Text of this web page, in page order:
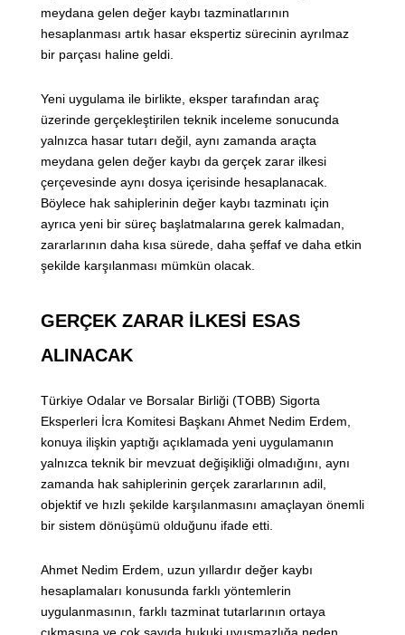
meydana gelen değer kaybı tazminatlarının
hesaplanması artık hasar ekspertiz sürecinin ayrılmaz
bir parçası haline geldi.
Yeni uygulama ile birlikte, eksper tarafından araç
üzerinde gerçekleştirilen teknik inceleme sonucunda
yalnızca hasar tutarı değil, aynı zamanda araçta
meydana gelen değer kaybı da gerçek zarar ilkesi
çerçevesinde aynı dosya içerisinde hesaplanacak.
Böylece hak sahiplerinin değer kaybı tazminatı için
ayrıca yeni bir süreç başlatmalarına gerek kalmadan,
zararlarının daha kısa sürede, daha şeffaf ve daha etkin
şekilde karşılanması mümkün olacak.
GERÇEK ZARAR İLKESİ ESAS
ALINACAK
Türkiye Odalar ve Borsalar Birliği (TOBB) Sigorta
Eksperleri İcra Komitesi Başkanı Ahmet Nedim Erdem,
konuya ilişkin yaptığı açıklamada yeni uygulamanın
yalnızca teknik bir mevzuat değişikliği olmadığını, aynı
zamanda hak sahiplerinin gerçek zararlarının adil,
objektif ve hızlı şekilde karşılanmasını amaçlayan önemli
bir sistem dönüşümü olduğunu ifade etti.
Ahmet Nedim Erdem, uzun yıllardır değer kaybı
hesaplamaları konusunda farklı yöntemlerin
uygulanmasının, farklı tazminat tutarlarının ortaya